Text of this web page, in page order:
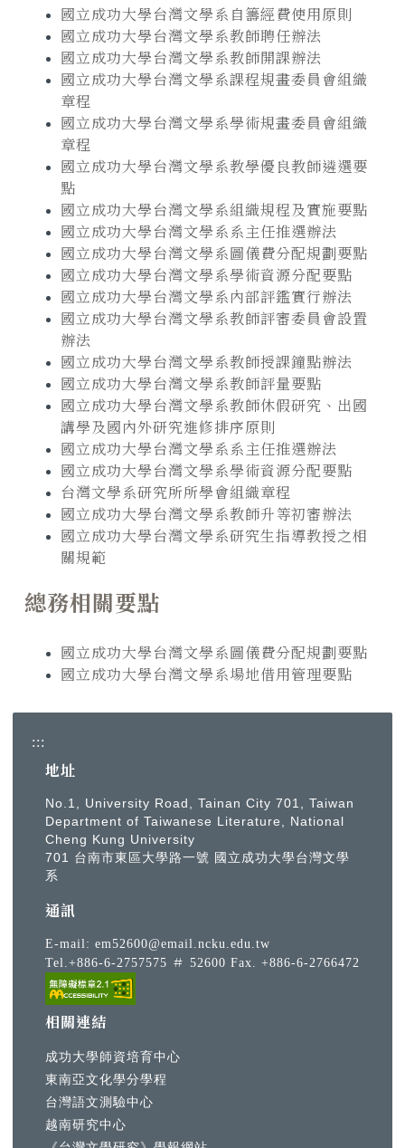
國立成功大學台灣文學系自籌經費使用原則
國立成功大學台灣文學系教師聘任辦法
國立成功大學台灣文學系教師開課辦法
國立成功大學台灣文學系課程規畫委員會組織
章程
國立成功大學台灣文學系學術規畫委員會組織
章程
國立成功大學台灣文學系教學優良教師遴選要
點
國立成功大學台灣文學系組織規程及實施要點
國立成功大學台灣文學系系主任推選辦法
國立成功大學台灣文學系圖儀費分配規劃要點
國立成功大學台灣文學系學術資源分配要點
國立成功大學台灣文學系內部評鑑實行辦法
國立成功大學台灣文學系教師評審委員會設置
辦法
國立成功大學台灣文學系教師授課鐘點辦法
國立成功大學台灣文學系教師評量要點
國立成功大學台灣文學系教師休假研究、出國
講學及國內外研究進修排序原則
國立成功大學台灣文學系系主任推選辦法
國立成功大學台灣文學系學術資源分配要點
台灣文學系研究所所學會組織章程
國立成功大學台灣文學系教師升等初審辦法
國立成功大學台灣文學系研究生指導教授之相
關規範
總務相關要點
國立成功大學台灣文學系圖儀費分配規劃要點
國立成功大學台灣文學系場地借用管理要點
:::
地址
No.1, University Road, Tainan City 701, Taiwan
Department of Taiwanese Literature, National
Cheng Kung University
701 台南市東區大學路一號 國立成功大學台灣文學
系
通訊
E-mail: em52600@email.ncku.edu.tw
Tel.+886-6-2757575 ＃ 52600 Fax. +886-6-2766472
相關連結
成功大學師資培育中心
東南亞文化學分學程
台灣語文測驗中心
越南研究中心